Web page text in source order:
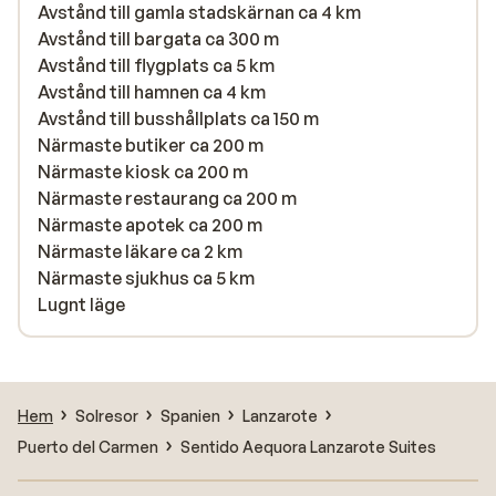
Avstånd till gamla stadskärnan ca 4 km
Avstånd till bargata ca 300 m
Avstånd till flygplats ca 5 km
Avstånd till hamnen ca 4 km
Avstånd till busshållplats ca 150 m
Närmaste butiker ca 200 m
Närmaste kiosk ca 200 m
Närmaste restaurang ca 200 m
Närmaste apotek ca 200 m
Närmaste läkare ca 2 km
Närmaste sjukhus ca 5 km
Lugnt läge
Hem Solresor Spanien
Lanzarote
Puerto del Carmen
Sentido Aequora Lanzarote Suites